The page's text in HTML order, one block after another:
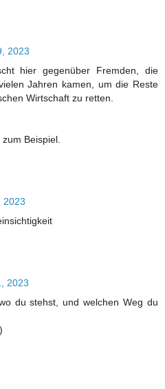
2023
hier gegenüber Fremden, die
Jahren kamen, um die Reste
Wirtschaft zu retten.
Beispiel.
2023
2023
du stehst, und welchen Weg du